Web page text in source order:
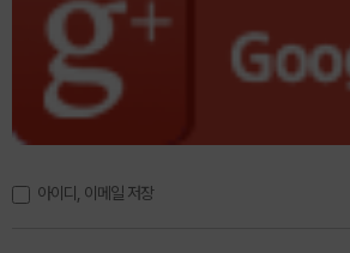
아이디, 이메일 저장